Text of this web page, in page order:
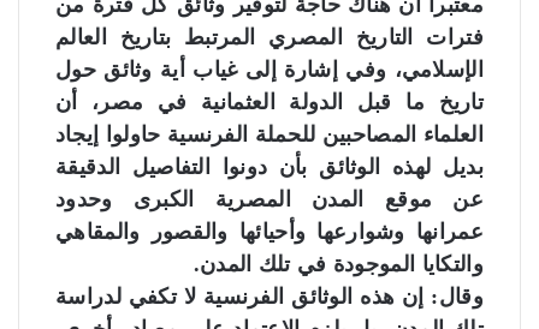
فترات التاريخ المصري المرتبط بتاريخ العالم
الإسلامي، وفي إشارة إلى غياب أية وثائق حول
تاريخ ما قبل الدولة العثمانية في مصر، أن
العلماء المصاحبين للحملة الفرنسية حاولوا إيجاد
بديل لهذه الوثائق بأن دونوا التفاصيل الدقيقة
عن موقع المدن المصرية الكبرى وحدود
عمرانها وشوارعها وأحيائها والقصور والمقاهي
والتكايا الموجودة في تلك المدن.
وقال: إن هذه الوثائق الفرنسية لا تكفي لدراسة